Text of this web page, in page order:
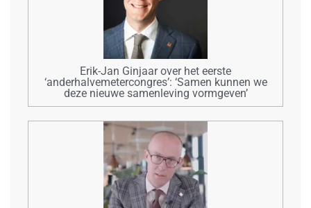
Erik-Jan Ginjaar over het eerste
‘anderhalvemetercongres’: ‘Samen kunnen we
deze nieuwe samenleving vormgeven’